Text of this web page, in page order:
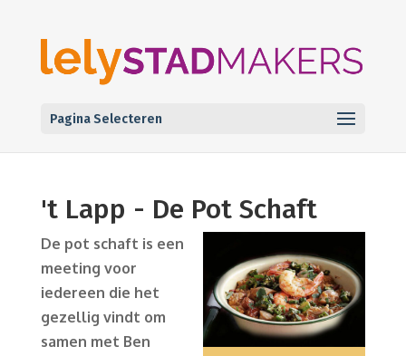
Pagina Selecteren
't Lapp - De Pot Schaft
De pot schaft is een
meeting voor
iedereen die het
gezellig vindt om
samen met Ben